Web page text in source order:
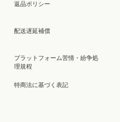
返品ポリシー
配送遅延補償
プラットフォーム苦情・紛争処
理規程
特商法に基づく表記